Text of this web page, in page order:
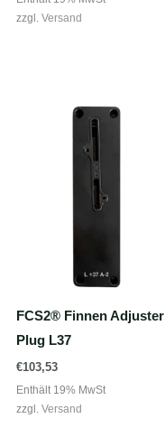
zzgl. Versand
FCS2® Finnen Adjuster
Plug L37
€103,53
Enthält 19% MwSt
zzgl. Versand